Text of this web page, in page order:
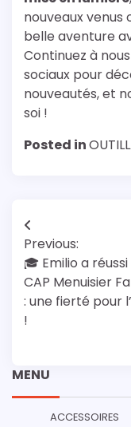
nouveaux venus
belle aventure
Continuez à
sociaux pour
nouveautés, et
soi !
Posted in
Navigation
de
l’article
Previous:
🎓 Emilio a
CAP Menuisier
: une fierté pour
!
MENU
ACCESSOIRES